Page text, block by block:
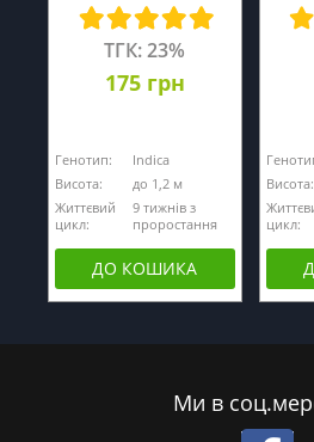
ТГК: 23%
175 грн
Генотип:
Indica
Висота:
до 1,2 м
Життєвий
цикл:
9 тижнів з
проростання
ДО КОШИКА
Висота:
цикл:
Ми в